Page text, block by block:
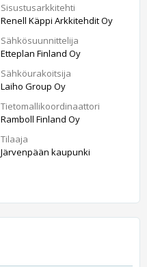
Sisustusarkkitehti
Renell Käppi Arkkitehdit Oy
Sähkösuunnittelija
Etteplan Finland Oy
Sähköurakoitsija
Laiho Group Oy
Tietomallikoordinaattori
Ramboll Finland Oy
Tilaaja
Järvenpään kaupunki